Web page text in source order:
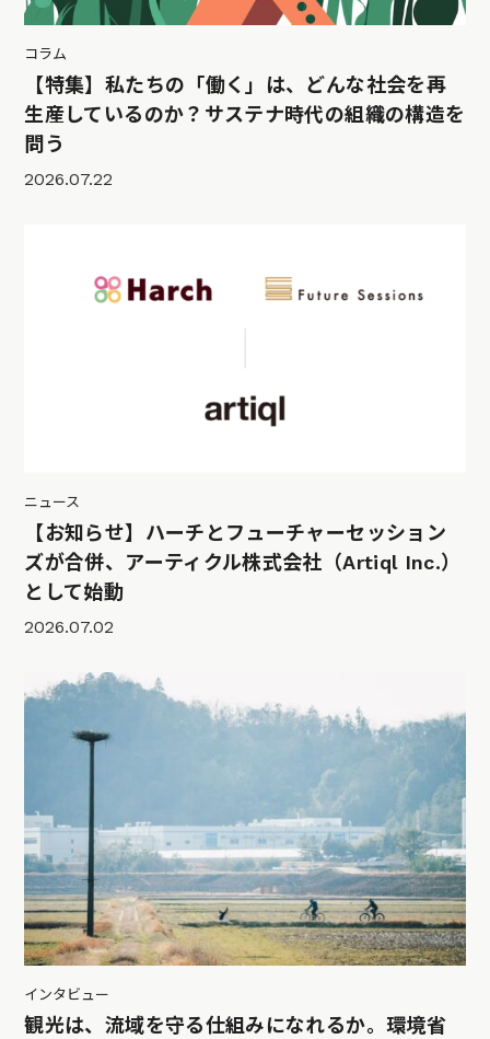
コラム
【特集】私たちの「働く」は、どんな社会を再
生産しているのか？サステナ時代の組織の構造を
問う
2026.07.22
ニュース
【お知らせ】ハーチとフューチャーセッション
ズが合併、アーティクル株式会社（Artiql Inc.）
として始動
2026.07.02
インタビュー
観光は、流域を守る仕組みになれるか。環境省